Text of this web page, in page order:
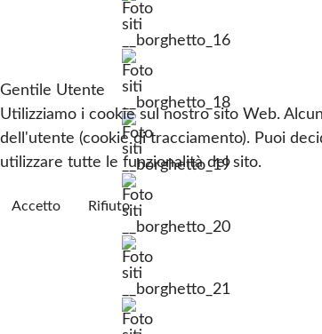
Gentile Utente
Utilizziamo i cookie sul nostro sito Web.
dell'utente (cookie di tracciamento). Puoi
utilizzare tutte le funzionalità del sito.
Accetto Rifiuto